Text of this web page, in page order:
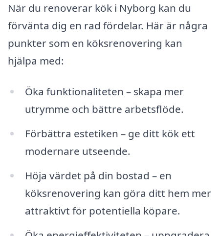
När du renoverar kök i Nyborg kan du
förvänta dig en rad fördelar. Här är några
punkter som en köksrenovering kan
hjälpa med:
Öka funktionaliteten – skapa mer
utrymme och bättre arbetsflöde.
Förbättra estetiken – ge ditt kök ett
modernare utseende.
Höja värdet på din bostad – en
köksrenovering kan göra ditt hem mer
attraktivt för potentiella köpare.